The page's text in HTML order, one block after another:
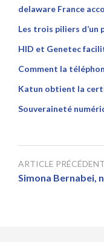
delaware France
Les trois piliers d’un
HID et Genetec
Comment la
Katun obtient la
Souveraineté
ARTICLE PRÉCÉDENT
Simona Bernabei,